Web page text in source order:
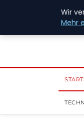
6.
Wir
Mehr